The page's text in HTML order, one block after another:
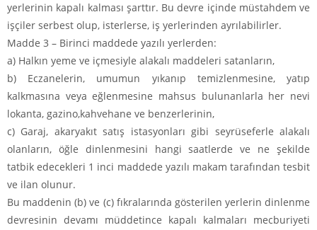
yerlerinin kapalı kalması şarttır. Bu devre içinde müstahdem ve
işçiler serbest olup, isterlerse, iş yerlerinden ayrılabilirler.
Madde 3 – Birinci maddede yazılı yerlerden:
a) Halkın yeme ve içmesiyle alakalı maddeleri satanların,
b) Eczanelerin, umumun yıkanıp temizlenmesine, yatıp
kalkmasına veya eğlenmesine mahsus bulunanlarla her nevi
lokanta, gazino,kahvehane ve benzerlerinin,
c) Garaj, akaryakıt satış istasyonları gibi seyrüseferle alakalı
olanların, öğle dinlenmesini hangi saatlerde ve ne şekilde
tatbik edecekleri 1 inci maddede yazılı makam tarafından tesbit
ve ilan olunur.
Bu maddenin (b) ve (c) fıkralarında gösterilen yerlerin dinlenme
devresinin devamı müddetince kapalı kalmaları mecburiyeti